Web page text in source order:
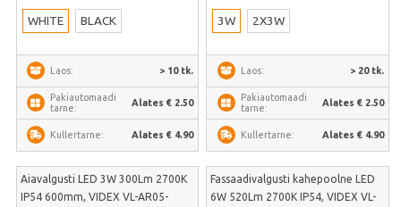
WHITE BLACK
Laos: > 10 tk.
Pakiautomaadi
tarne:
Alates € 2.50
Kullertarne: Alates € 4.90
3W 2X3W
Laos: > 20 tk.
Pakiautomaadi
tarne:
Alates € 2.50
Kullertarne: Alates € 4.90
Aiavalgusti LED 3W 300Lm 2700K
IP54 600mm, VIDEX VL-AR05-
Fassaadivalgusti kahepoolne LED
6W 520Lm 2700K IP54, VIDEX VL-